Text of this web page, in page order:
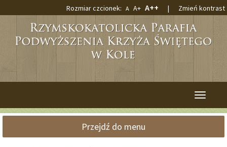
do
treści
do
wyszukiwarki
Rozmiar czcionek: Domyślna
czcionka
A Większa
czcionka
A+ Największa
czcionka
A++ | Zmień kontrast
Przełącz
Przejdź do menu